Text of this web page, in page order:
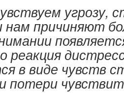
угрозу,
нам причиняют
реакция
в виде чувств
потери